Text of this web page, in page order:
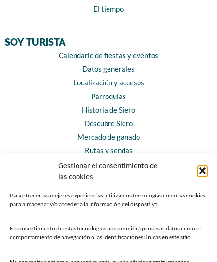
Gestionar el consentimiento de
las cookies
Para ofrecer las mejores experiencias, utilizamos tecnologías como las cookies
para almacenar y/o acceder a la información del dispositivo.
El consentimiento de estas tecnologías nos permitirá procesar datos como el
comportamiento de navegación o las identificaciones únicas en este sitio.
El tiempo
SOY TURISTA
Calendario de fiestas y eventos
Datos generales
Localización y accesos
Parroquias
Historia de Siero
Descubre Siero
Mercado de ganado
Rutas y sendas
Horarios y contacto
Teléfonos de interés
Chatbot Siero
SEDES ELECTRÓNICAS